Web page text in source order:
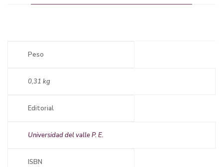
Peso
0,31 kg
Editorial
Universidad del valle P. E.
ISBN